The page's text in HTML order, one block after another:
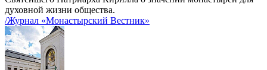
духовной жизни общества.
/Журнал «Монастырский Вестник»